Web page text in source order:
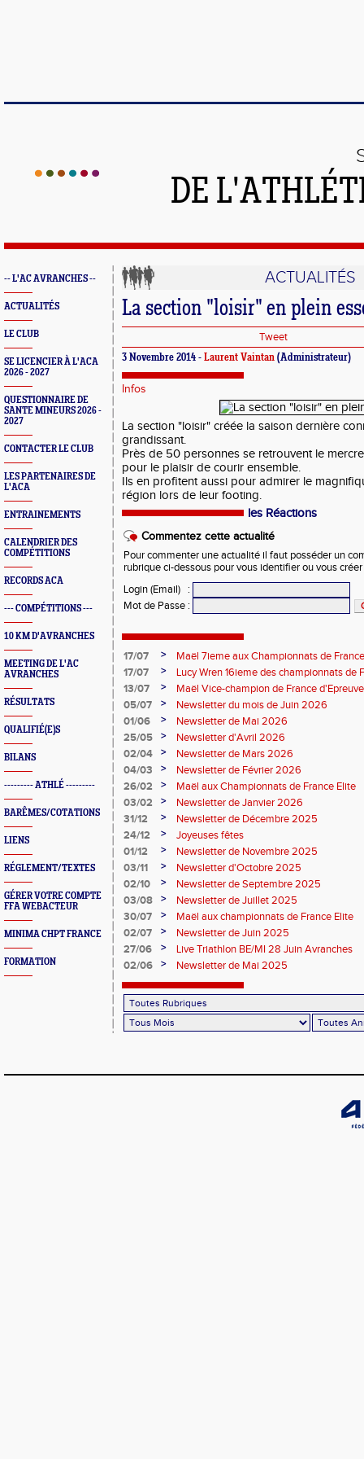
DE
-- L'AC AVRANCHES --
ACTUALITÉS
LE CLUB
SE LICENCIER À L'ACA
2026 - 2027
QUESTIONNAIRE DE
SANTE MINEURS 2026 -
2027
CONTACTER LE CLUB
LES PARTENAIRES DE
L'ACA
ENTRAINEMENTS
CALENDRIER DES
COMPÉTITIONS
RECORDS ACA
--- COMPÉTITIONS ---
10 KM D'AVRANCHES
MEETING DE L'AC
AVRANCHES
RÉSULTATS
QUALIFIÉ(E)S
BILANS
--------- ATHLÉ ---------
BARÊMES/COTATIONS
LIENS
RÉGLEMENT/TEXTES
GÉRER VOTRE COMPTE
FFA WEBACTEUR
MINIMA CHPT FRANCE
FORMATION
ACTUALITÉS
La section "loisir" en plein
Tweet
3 Novembre 2014 - Laurent Vaintan (Administrateur)
Infos
La section "loisir" créée la saison dernière
grandissant.
Près de 50 personnes se retrouvent le
pour le plaisir de courir ensemble.
Ils en profitent aussi pour admirer le
région lors de leur footing.
les Réactions
Commentez cette actualité
Pour commenter une actualité il faut posséder un
rubrique ci-dessous pour vous identifier ou vous
Login (Email)
:
Mot de Passe :
17/07 >
Maël 7ieme aux Championnats de
17/07
>
Lucy Wren 16ieme des championnats de
perche
13/07 >
Maël Vice-champion de France
05/07
>
Newsletter du mois de Juin 2026
01/06
>
Newsletter de Mai 2026
25/05
>
Newsletter d'Avril 2026
02/04
>
Newsletter de Mars 2026
04/03
>
Newsletter de Février 2026
26/02
>
Maël aux Championnats de France Elite
03/02
>
Newsletter de Janvier 2026
31/12
>
Newsletter de Décembre 2025
24/12
>
Joyeuses fêtes
01/12
>
Newsletter de Novembre 2025
03/11
>
Newsletter d'Octobre 2025
02/10
>
Newsletter de Septembre 2025
03/08
>
Newsletter de Juillet 2025
30/07
>
Maël aux championnats de France Elite
02/07
>
Newsletter de Juin 2025
27/06
>
Live Triathlon BE/MI 28 Juin Avranches
02/06
> Newsletter de Mai 2025